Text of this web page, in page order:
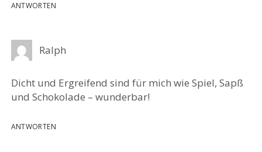
ANTWORTEN
Ralph
Dicht und Ergreifend sind für mich wie Spiel, Sapß
und Schokolade – wunderbar!
ANTWORTEN